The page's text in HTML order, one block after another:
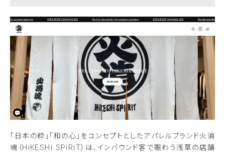
「日本の粋」「和の心」をコンセプトとしたアパレルブランド火消
魂（HiKESHi SPiRiT）は、インバウンド客で賑わう浅草の店舗